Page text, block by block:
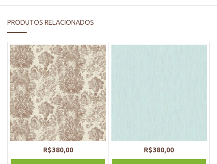
PRODUTOS RELACIONADOS
R$380,00 R$380,00